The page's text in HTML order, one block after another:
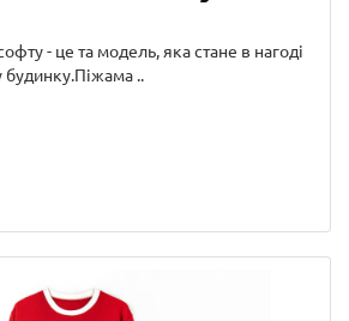
- це та модель, яка стане в нагоді
будинку.Піжама ..